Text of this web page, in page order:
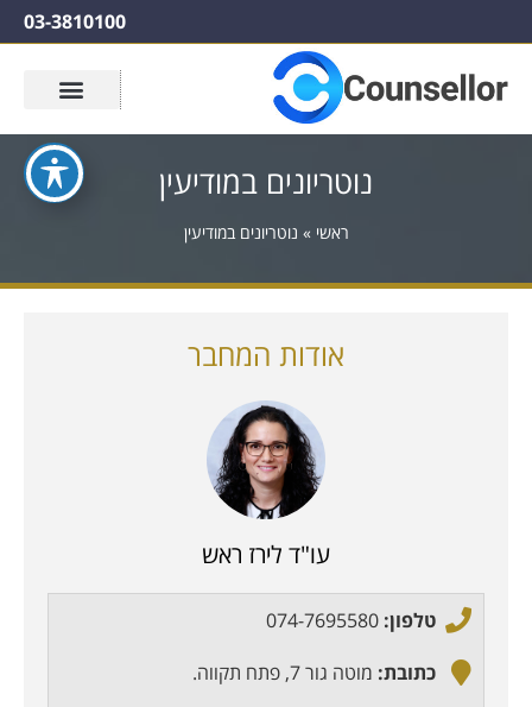
03-3810100
נוטריונים במודיעין
ראשי » נוטריונים במודיעין
אודות המחבר
עו"ד לירז ראש
טלפון: 074-7695580
כתובת: מוטה גור 7, פתח תקווה.